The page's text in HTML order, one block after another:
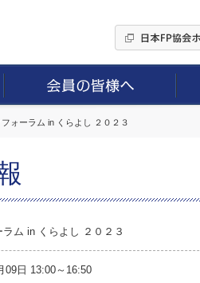
フォーラム in くらよし ２０２３
ラム in くらよし ２０２３
09日 13:00～16:50